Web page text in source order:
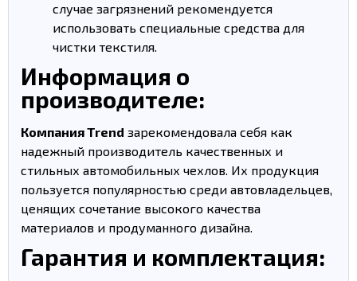
случае загрязнений рекомендуется
использовать специальные средства для
чистки текстиля.
Информация о
производителе:
Компания Trend зарекомендовала себя как
надежный производитель качественных и
стильных автомобильных чехлов. Их продукция
пользуется популярностью среди автовладельцев,
ценящих сочетание высокого качества
материалов и продуманного дизайна.
Гарантия и комплектация: